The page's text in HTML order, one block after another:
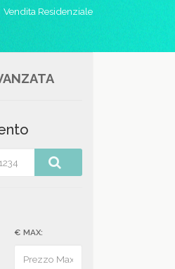
Vendita Residenziale
€ MAX: